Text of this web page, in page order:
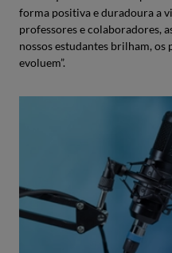
forma positiva e duradoura a
professores e colaboradores,
nossos estudantes brilham, os
evoluem”.